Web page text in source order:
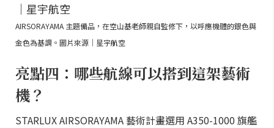
AIRSORAYAMA 主題備品，在空山基老師親自監修下，以呼應機體的銀色與
金色為基調。圖片來源｜星宇航空
亮點四：哪些航線可以搭到這架藝術
機？
STARLUX AIRSORAYAMA 藝術計畫選用 A350-1000 旗艦